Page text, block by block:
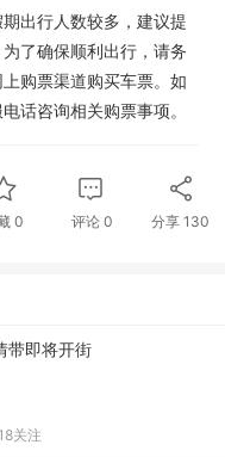
出行人数较多，建议提
了确保顺利出行，请务
购票渠道购买车票。如
话咨询相关购票事项。
0 评论 0 分享130
带即将开街
18关注